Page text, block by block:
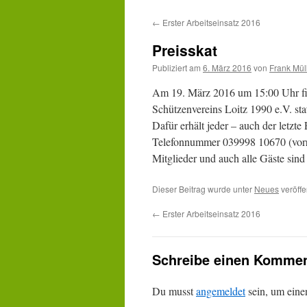
springen
← Erster Arbeitseinsatz 2016
Preisskat
Publiziert am 6. März 2016 von Frank
Am 19. März 2016 um 15:00 Uhr
Schützenvereins Loitz 1990 e.V.
Dafür erhält jeder – auch der
Telefonnummer 039998 10670
Mitglieder und auch alle Gäste
Dieser Beitrag wurde unter Neues
← Erster Arbeitseinsatz 2016
Schreibe einen
Du musstangemeldetsein, um